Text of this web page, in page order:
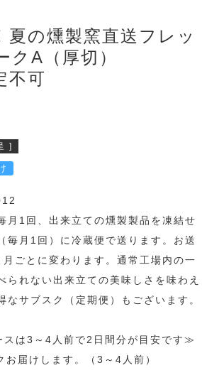
夏の燻製窯直送フレッ
クA（厚切）
不可
]
月1回、出来立ての燻製製品を凍結せ
毎月1回）に冷蔵便で送ります。お送
月ごとに変わります。通常工場内の一
られない出来立ての美味しさを味わえ
サブスク（定期便）もございます。
は3～4人前で2日間分が目安です≫
届けします。（3～4人前）